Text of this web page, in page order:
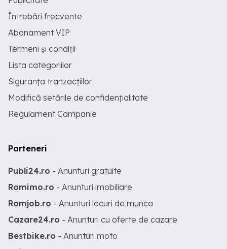
Întrebări frecvente
Abonament VIP
Termeni și condiții
Lista categoriilor
Siguranța tranzacțiilor
Modifică setările de confidențialitate
Regulament Campanie
Parteneri
Publi24.ro - Anunturi gratuite
Romimo.ro - Anunturi imobiliare
Romjob.ro - Anunturi locuri de munca
Cazare24.ro - Anunturi cu oferte de cazare
Bestbike.ro - Anunturi moto